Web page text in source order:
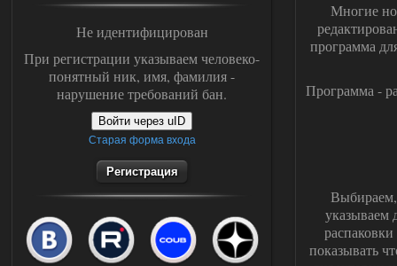
Многие
программа
Программа -
Выбираем,
указываем
показывать
Не идентифицирован
При регистрации указываем человеко-
понятный ник, имя, фамилия -
нарушение требований бан.
Войти через uID
Старая форма входа
Регистрация